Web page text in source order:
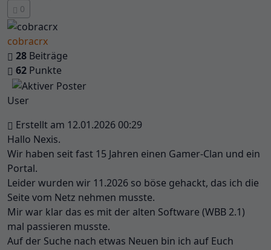
0
cobracrx
28 Beiträge
62 Punkte
User
Erstellt am 12.01.2026 00:29
Hallo Nexis.
Wir haben seit fast 15 Jahren einen Gamer-Clan und ein
Portal.
Leider wurden wir 11.2026 so böse gehackt, das ich die
Seite vom Netz nehmen musste.
Mir war klar das es mit der alten Software (WBB 2.1)
mal passieren musste.
Auf der Suche nach etwas Neuen bin ich auf Euch